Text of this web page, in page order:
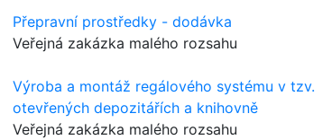
Přepravní prostředky - dodávka
Veřejná zakázka malého rozsahu
Výroba a montáž regálového systému v tzv.
otevřených depozitářích a knihovně
Veřejná zakázka malého rozsahu